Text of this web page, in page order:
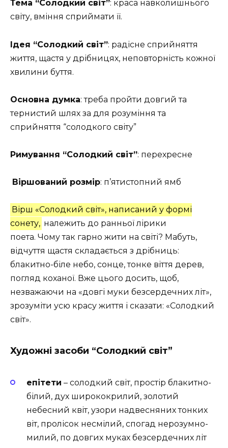
Тема “Солодкий світ”: краса навколишнього
світу, вміння сприймати її.
Ідея “Солодкий світ”: радісне сприйняття
життя, щастя у дрібницях, неповторність кожної
хвилини буття.
Основна думка: треба пройти довгий та
тернистий шлях за для розуміння та
сприйняття “солодкого світу”
Римування “Солодкий світ”: перехресне
Віршований розмір: п’ятистопний ямб
Вірш «Солодкий світ», написаний у формі
сонету, належить до ранньої лірики
поета. Чому так гарно жити на світі? Мабуть,
відчуття щастя складається з дрібниць:
блакитно-біле небо, сонце, тонке віття дерев,
погляд коханої. Вже цього досить, щоб,
незважаючи на «довгі муки безсердечних літ»,
зрозуміти усю красу життя і сказати: «Солодкий
світ».
Художні засоби “Солодкий світ”
епітети – солодкий світ, простір блакитно-
білий, дух ширококрилий, золотий
небесний квіт, узори надвесняних тонких
віт, пролісок несмілий, спогад нерозумно-
милий, по довгих муках безсердечних літ